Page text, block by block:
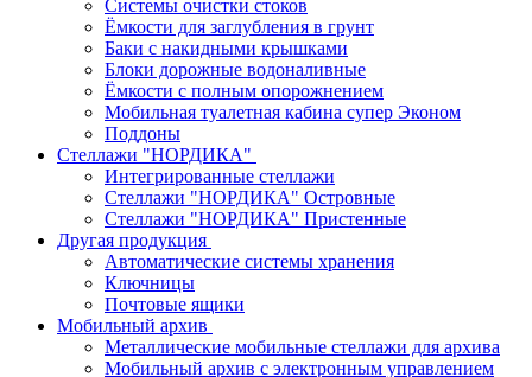
Системы очистки стоков
Ёмкости для заглубления в грунт
Баки с накидными крышками
Блоки дорожные водоналивные
Ёмкости с полным опорожнением
Мобильная туалетная кабина супер Эконом
Поддоны
Стеллажи "НОРДИКА"
Интегрированные стеллажи
Стеллажи "НОРДИКА" Островные
Стеллажи "НОРДИКА" Пристенные
Другая продукция
Автоматические системы хранения
Ключницы
Почтовые ящики
Мобильный архив
Металлические мобильные стеллажи для архива
Мобильный архив с электронным управлением